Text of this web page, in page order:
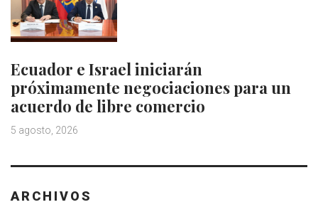
Ecuador e Israel iniciarán
próximamente negociaciones para un
acuerdo de libre comercio
5 agosto, 2026
ARCHIVOS